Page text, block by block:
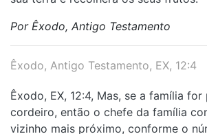
Por Êxodo, Antigo Testamento
Êxodo, Antigo Testamento, EX, 12:4
Êxodo, EX, 12:4, Mas, se a família
cordeiro, então o chefe da família
vizinho mais próximo, conforme o